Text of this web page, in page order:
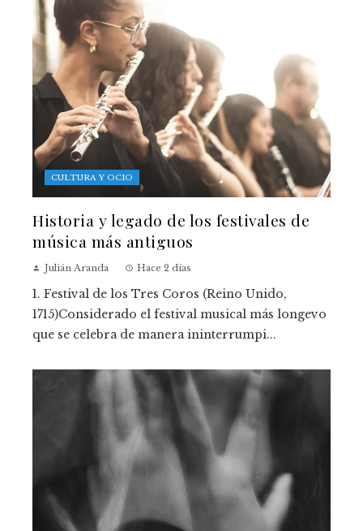
CULTURA Y OCIO
Historia y legado de los festivales de
música más antiguos
Julián Aranda Hace 2 días
1. Festival de los Tres Coros (Reino Unido,
1715)Considerado el festival musical más longevo
que se celebra de manera ininterrumpi...